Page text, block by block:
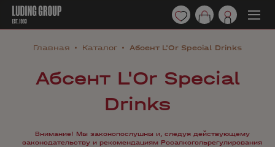
Главная Каталог Абсент L'Or Special Drinks
Абсент L'Or Special
Drinks
Внимание! Мы законопослушны и, следуя действующему
законодательству и рекомендациям Росалкогольрегулирования